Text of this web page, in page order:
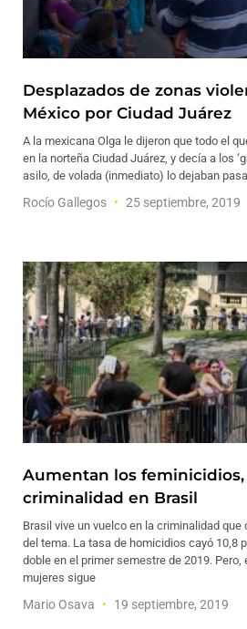
Desplazados de zonas
México por Ciudad Juárez
A la mexicana Olga le dijeron que todo el
en la norteña Ciudad Juárez, y decía a los
asilo, de volada (inmediato) lo dejaban
Rocío Gallegos 25 septiembre, 2019
Aumentan los feminicidios,
criminalidad en Brasil
Brasil vive un vuelco en la criminalidad
del tema. La tasa de homicidios cayó 10,8
doble en el primer semestre de 2019.
mujeres sigue
Mario Osava 19 septiembre, 2019